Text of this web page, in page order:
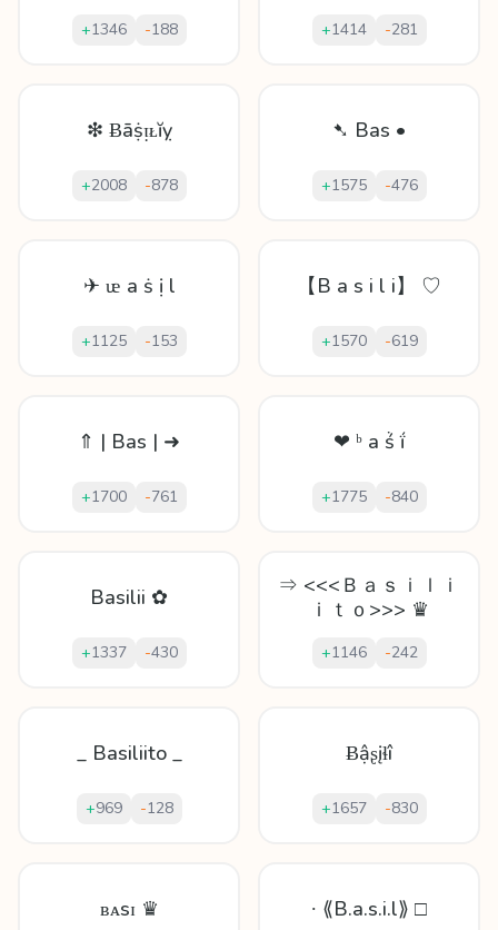
+1346 -188 +1414 -281
❇ Ƀāṩᴉᴌĭỵ
+2008 -878
➷ Bas •
+1575 -476
✈ ᵫ а ṡ ị l
+1125 -153
【B a s i l i】 ♡
+1570 -619
⇑ | Bas | ➜
+1700 -761
❤ ᵇ а ṥ ḯ
+1775 -840
Basilii ✿
+1337 -430
⇒ <<<Ｂａｓｉｌｉ
ｉｔｏ>>> ♛
+1146 -242
_ Basiliito _
+969 -128
Ƀậʂįɬî
+1657 -830
ʙᴀsɪ ♛ ∙ ⟪B.a.s.i.l⟫ □